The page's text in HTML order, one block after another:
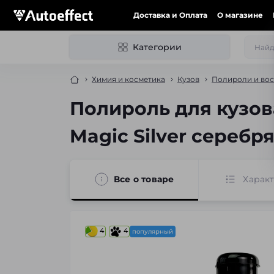
Доставка и Оплата О магазине
Категории
Химия и косметика Кузов Полироли и
Полироль для
Magic Silver
Все о товаре
4 4 популярный